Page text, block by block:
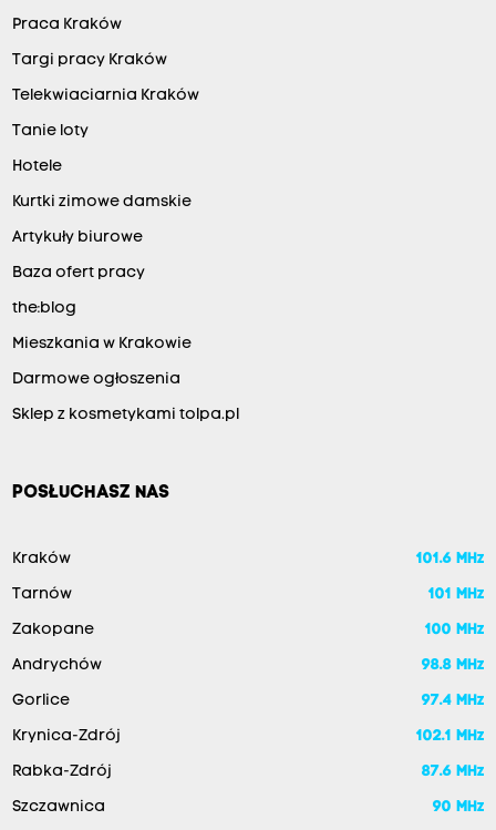
Praca Kraków
Targi pracy Kraków
Telekwiaciarnia Kraków
Tanie loty
Hotele
Kurtki zimowe damskie
Artykuły biurowe
Baza ofert pracy
the:blog
Mieszkania w Krakowie
Darmowe ogłoszenia
Sklep z kosmetykami tolpa.pl
POSŁUCHASZ NAS
Kraków 101.6 MHz
Tarnów 101 MHz
Zakopane 100 MHz
Andrychów 98.8 MHz
Gorlice 97.4 MHz
Krynica-Zdrój 102.1 MHz
Rabka-Zdrój 87.6 MHz
Szczawnica 90 MHz